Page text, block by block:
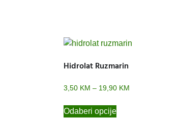
Hidrolat Ruzmarin
3,50 KM – 19,90 KM
Odaberi opcije